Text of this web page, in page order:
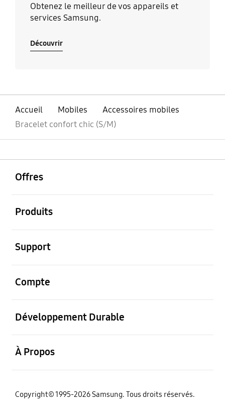
Obtenez le meilleur de vos appareils et
services Samsung.
Découvrir
Accueil Mobiles
Accessoires mobiles
Bracelet confort chic (S/M)
Offres
Produits
Support
Compte
Développement Durable
À Propos
‌Copyright© 1995-2026 Samsung. Tous droits réservés.